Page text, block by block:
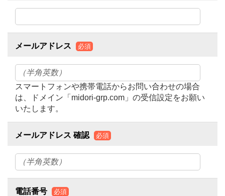
メールアドレス 必須
スマートフォンや携帯電話からお問い合わせの場合
は、ドメイン「midori-grp.com」の受信設定をお願い
いたします。
メールアドレス 確認 必須
電話番号 必須